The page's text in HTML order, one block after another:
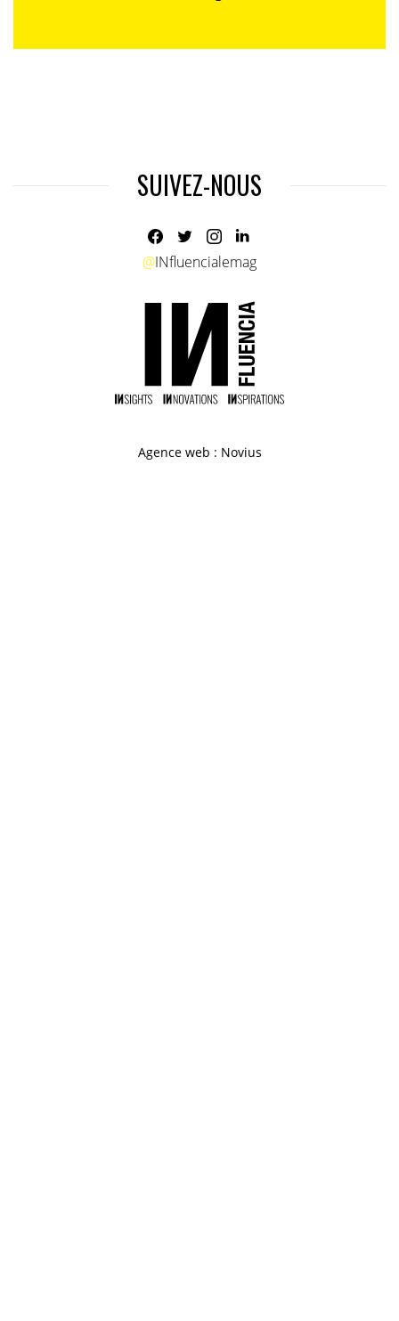
SUIVEZ-NOUS
@INfluencialemag
Agence web : Novius